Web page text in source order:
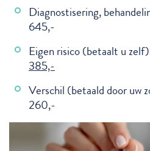
Diagnostisering,
645,-
Eigen risico
385,-
Verschil (betaald door
260,-